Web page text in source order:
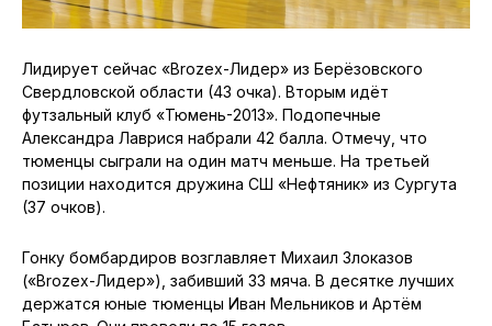
Лидирует сейчас «Brozex-Лидер» из Берёзовского
Свердловской области (43 очка). Вторым идёт
футзальный клуб «Тюмень-2013». Подопечные
Александра Лаврися набрали 42 балла. Отмечу, что
тюменцы сыграли на один матч меньше. На третьей
позиции находится дружина СШ «Нефтяник» из Сургута
(37 очков).
Гонку бомбардиров возглавляет Михаил Злоказов
(«Brozex-Лидер»), забивший 33 мяча. В десятке лучших
держатся юные тюменцы Иван Мельников и Артём